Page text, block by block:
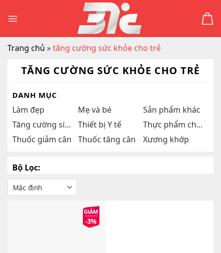
Trang chủ »tăng cường sức khỏe cho trẻ
TĂNG CƯỜNG SỨC KHỎE CHO TRẺ
DANH MỤC
Làm đẹp Mẹ và bé
Sản phẩm khác
Tăng cường sinh lý
Thiết bị Y tế
Thực phẩm chức năng
Thuốc giảm cân
Thuốc tăng cân Xương khớp
Bộ Lọc:
-3%